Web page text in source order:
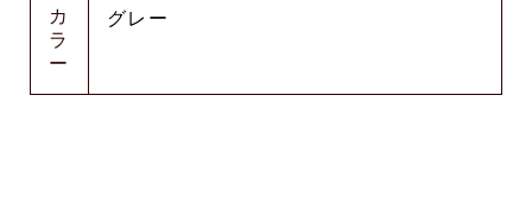
カ
ラ
ー
グレー